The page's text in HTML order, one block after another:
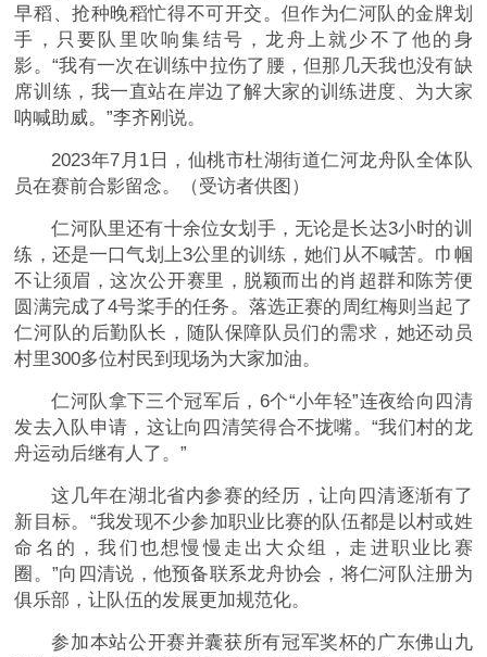
早稻、抢种晚稻忙得不可开交。但作为仁河队的金牌划
手，只要队里吹响集结号，龙舟上就少不了他的身
影。“我有一次在训练中拉伤了腰，但那几天我也没有缺
席训练，我一直站在岸边了解大家的训练进度、为大家
呐喊助威。”李齐刚说。
2023年7月1日，仙桃市杜湖街道仁河龙舟队全体队
员在赛前合影留念。（受访者供图）
仁河队里还有十余位女划手，无论是长达3小时的训
练，还是一口气划上3公里的训练，她们从不喊苦。巾帼
不让须眉，这次公开赛里，脱颖而出的肖超群和陈芳便
圆满完成了4号桨手的任务。落选正赛的周红梅则当起了
仁河队的后勤队长，随队保障队员们的需求，她还动员
村里300多位村民到现场为大家加油。
仁河队拿下三个冠军后，6个“小年轻”连夜给向四清
发去入队申请，这让向四清笑得合不拢嘴。“我们村的龙
舟运动后继有人了。”
这几年在湖北省内参赛的经历，让向四清逐渐有了
新目标。“我发现不少参加职业比赛的队伍都是以村或姓
命名的，我们也想慢慢走出大众组，走进职业比赛
圈。”向四清说，他预备联系龙舟协会，将仁河队注册为
俱乐部，让队伍的发展更加规范化。
参加本站公开赛并囊获所有冠军奖杯的广东佛山九